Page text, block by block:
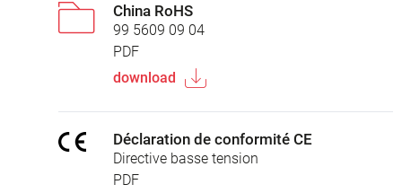
China RoHS
99 5609 09 04
PDF
download
Déclaration de conformité CE
Directive basse tension
PDF